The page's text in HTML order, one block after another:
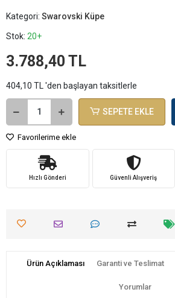
Kategori: Swarovski Küpe
Stok: 20+
3.788,40 TL
404,10 TL 'den başlayan taksitlerle
SEPETE EKLE
Favorilerime ekle
Hızlı Gönderi Güvenli Alışveriş
Ürün Açıklaması Garanti ve Teslimat
Yorumlar